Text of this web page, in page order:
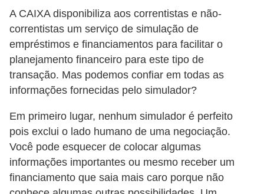
A CAIXA disponibiliza aos correntistas e não-
correntistas um serviço de simulação de
empréstimos e financiamentos para facilitar o
planejamento financeiro para este tipo de
transação. Mas podemos confiar em todas as
informações fornecidas pelo simulador?
Em primeiro lugar, nenhum simulador é perfeito
pois exclui o lado humano de uma negociação.
Você pode esquecer de colocar algumas
informações importantes ou mesmo receber um
financiamento que saia mais caro porque não
a
d
o
r
i
B
a
n
c